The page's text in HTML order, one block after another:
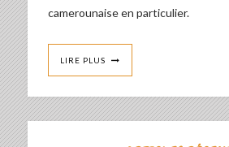
camerounaise en particulier.
LIRE PLUS